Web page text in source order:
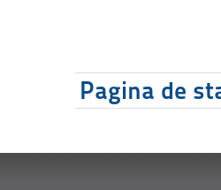
Pagina de